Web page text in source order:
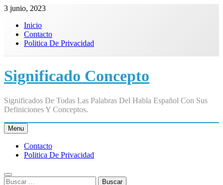
Skip
content
3 junio, 2023
Inicio
Contacto
Politica De Privacidad
Significado Concepto
Significados De Todas Las Palabras Del Habla Español Con Sus
Definiciones Y Conceptos.
Menu
Contacto
Politica De Privacidad
Buscar: